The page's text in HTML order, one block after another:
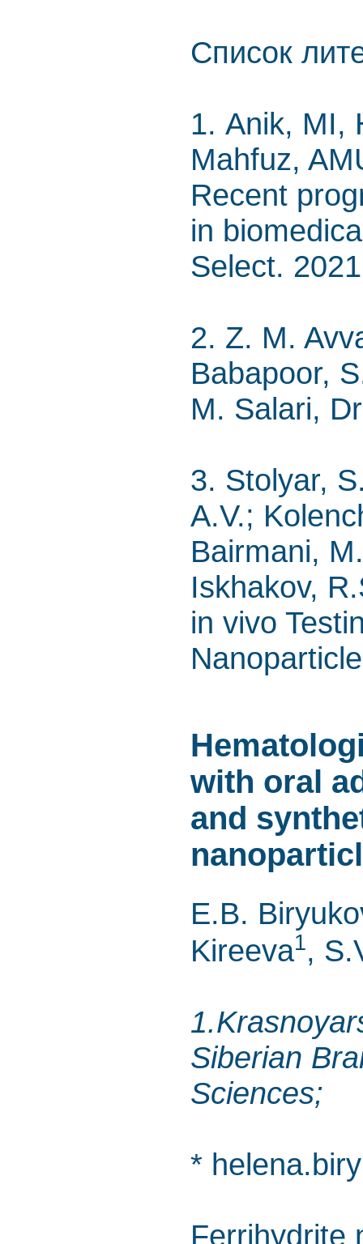
Список
1. Anik, MI,
Mahfuz,
Recent
in
Select.
2. Z. M.
Babapoor,
M. Salari,
3. Stolyar,
A.V.;
Bairmani,
Iskhakov,
in vivo
with oral
and
E.B.
Kireeva1,
Siberian
Sciences;
*
Ferrihydrite